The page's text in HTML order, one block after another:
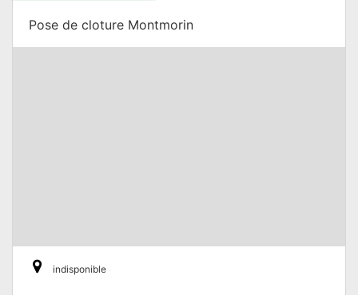
Pose de cloture Montmorin
indisponible